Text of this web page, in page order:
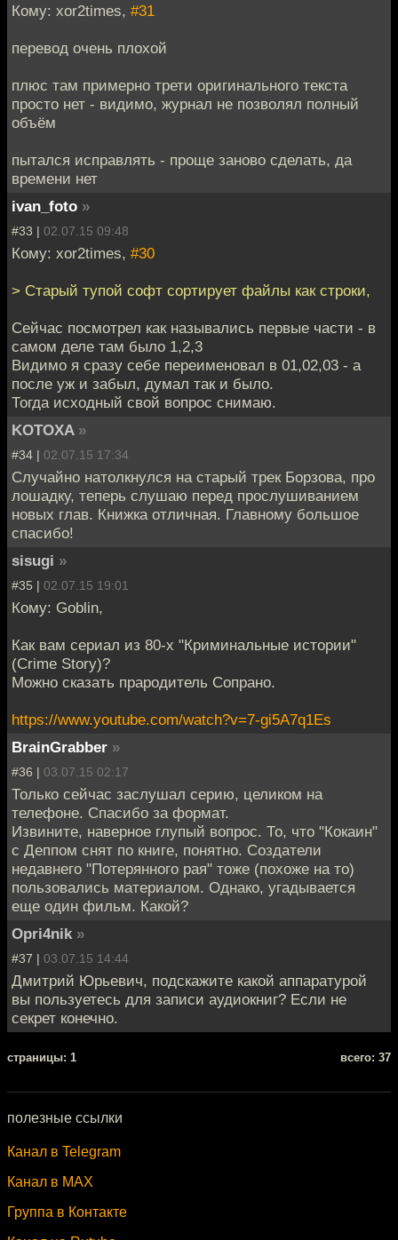
Кому: xor2times, #31
перевод очень плохой
плюс там примерно трети оригинального текста
просто нет - видимо, журнал не позволял полный
объём
пытался исправлять - проще заново сделать, да
времени нет
ivan_foto »
#33 | 02.07.15 09:48
Кому: xor2times, #30
> Старый тупой софт сортирует файлы как строки,
Сейчас посмотрел как назывались первые части - в
самом деле там было 1,2,3
Видимо я сразу себе переименовал в 01,02,03 - а
после уж и забыл, думал так и было.
Тогда исходный свой вопрос снимаю.
KOTOXA »
#34 | 02.07.15 17:34
Случайно натолкнулся на старый трек Борзова, про
лошадку, теперь слушаю перед прослушиванием
новых глав. Книжка отличная. Главному большое
спасибо!
sisugi »
#35 | 02.07.15 19:01
Кому: Goblin,
Как вам сериал из 80-х "Криминальные истории"
(Crime Story)?
Можно сказать прародитель Сопрано.
https://www.youtube.com/watch?v=7-gi5A7q1Es
BrainGrabber »
#36 | 03.07.15 02:17
Только сейчас заслушал серию, целиком на
телефоне. Спасибо за формат.
Извините, наверное глупый вопрос. То, что "Кокаин"
с Деппом снят по книге, понятно. Создатели
недавнего "Потерянного рая" тоже (похоже на то)
пользовались материалом. Однако, угадывается
еще один фильм. Какой?
Opri4nik »
#37 | 03.07.15 14:44
Дмитрий Юрьевич, подскажите какой аппаратурой
вы пользуетесь для записи аудиокниг? Если не
секрет конечно.
cтраницы: 1 всего: 37
полезные ссылки
Канал в Telegram
Канал в MAX
Группа в Контакте